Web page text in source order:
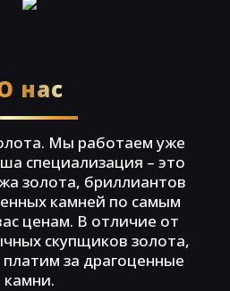
нас
Мы работаем уже
специализация – это
золота, бриллиантов
камней по самым
ценам. В отличие от
скупщиков золота,
за драгоценные
камни.